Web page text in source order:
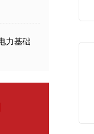
力基础